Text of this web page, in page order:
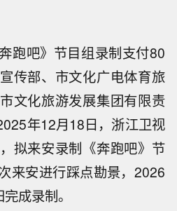
跑吧》节目组录制支付80
传部、市文化广电体育旅
文化旅游发展集团有限责
年12月18日，浙江卫视
拟来安录制《奔跑吧》节
来安进行踩点勘景，2026
成录制。